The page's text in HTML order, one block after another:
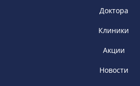
Подозрение на аритмию по
Какие диагностические методы
функциональные и
Доктора
Клиники
Акции
Новости